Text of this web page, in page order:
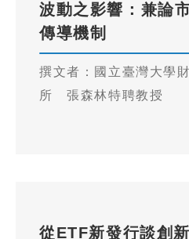
波動之影響：兼論
傳導機制
撰文者：國立臺灣大學
所 張森林特聘教授
從ETF新發行談創